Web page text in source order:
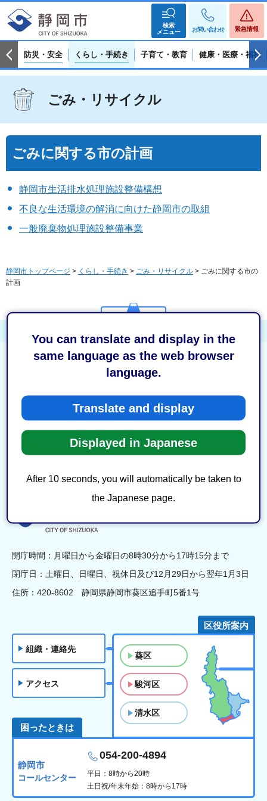
You can translate and display in the
same language as the web browser
language.
Translate and display
Displayed in Japanese
After 10 seconds, you will automatically be taken to
the Japanese page.
検索
メニュー
お問い合わせ 緊急情報
防災・安全 くらし・手続き 子育て・教育 健康・医療・福祉
ごみ・リサイクル
ごみに関する市の計画
静岡市生活排水処理施設整備構想
不良な生活環境の解消に向けた静岡市の取組
一般廃棄物処理施設整備事業
静岡市トップページ > くらし・手続き > ごみ・リサイクル > ごみに関する市の
計画
このウェブサイトについて
著作権・リンク
ウェブアクセシビリティ方針
セキュリティポリシー
開庁時間：月曜日から金曜日の8時30分から17時15分まで
閉庁日：土曜日、日曜日、祝休日及び12月29日から翌年1月3日
住所：420-8602 静岡県静岡市葵区追手町5番1号
組織・連絡先
アクセス
区役所案内
葵区
駿河区
清水区
困ったときは
静岡市
コールセンター
054-200-4894
平日：8時から20時
土日祝/年末年始：8時から17時